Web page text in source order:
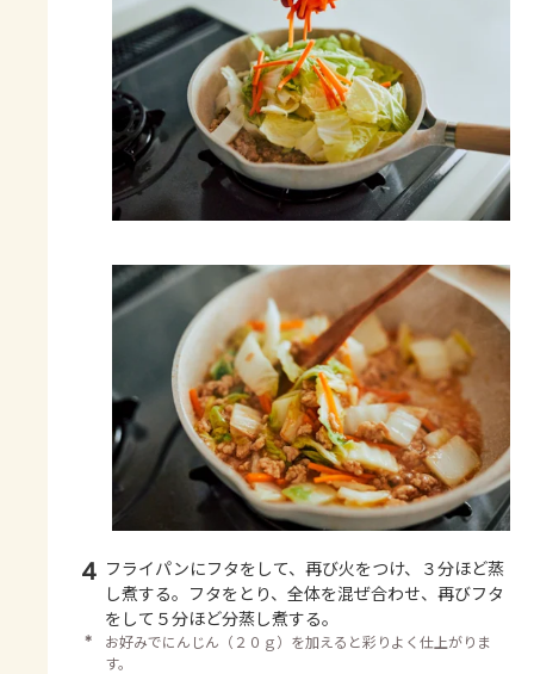
4 フライパンにフタをして、再び火をつけ、３分ほど蒸
し煮する。フタをとり、全体を混ぜ合わせ、再びフタ
をして５分ほど分蒸し煮する。
＊
お好みでにんじん（２０ｇ）を加えると彩りよく仕上がりま
す。